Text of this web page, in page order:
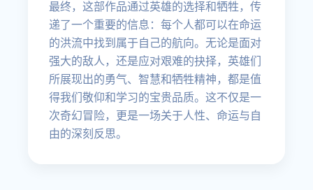
最终，这部作品通过英雄的选择和牺牲，传
递了一个重要的信息：每个人都可以在命运
的洪流中找到属于自己的航向。无论是面对
强大的敌人，还是应对艰难的抉择，英雄们
所展现出的勇气、智慧和牺牲精神，都是值
得我们敬仰和学习的宝贵品质。这不仅是一
次奇幻冒险，更是一场关于人性、命运与自
由的深刻反思。